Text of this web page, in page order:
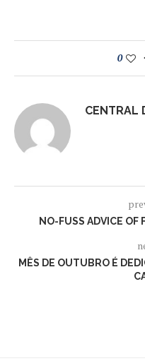
0
CENTRAL
NO-FUSS ADVICE OF
MÊS DE OUTUBRO É